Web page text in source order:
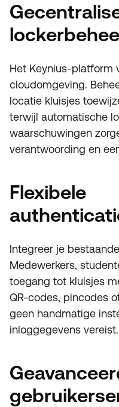
Het Keynius-platform
cloudomgeving.
locatie kluisjes
terwijl automatische
waarschuwingen
verantwoording en
Flexibele
Integreer je
Medewerkers,
toegang tot kluisjes
QR-codes, pincodes
geen handmatige
inloggegevens vereist.